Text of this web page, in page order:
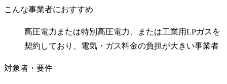
こんな事業者におすすめ
高圧電力または特別高圧電力、または工業用LPガスを
契約しており、電気・ガス料金の負担が大きい事業者
対象者・要件